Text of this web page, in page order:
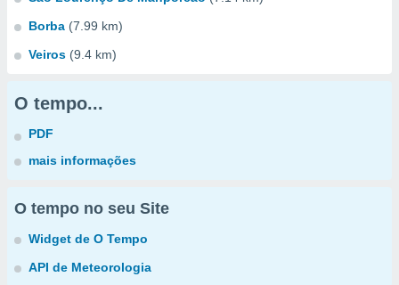
Borba (7.99 km)
Veiros (9.4 km)
O tempo...
PDF
mais informações
O tempo no seu Site
Widget de O Tempo
API de Meteorologia